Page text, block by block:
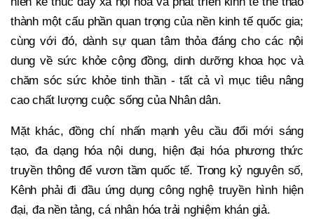
thành một cấu phần quan trọng của nền kinh tế quốc gia;
cùng với đó, dành sự quan tâm thỏa đáng cho các nội
dung về sức khỏe cộng đồng, dinh dưỡng khoa học và
chăm sóc sức khỏe tinh thần - tất cả vì mục tiêu nâng
cao chất lượng cuộc sống của Nhân dân.
Mặt khác, đồng chí nhấn mạnh yêu cầu đổi mới sáng
tạo, đa dạng hóa nội dung, hiện đại hóa phương thức
truyền thông để vươn tầm quốc tế. Trong kỷ nguyên số,
Kênh phải đi đầu ứng dụng công nghệ truyền hình hiện
đại, đa nền tảng, cá nhân hóa trải nghiệm khán giả.